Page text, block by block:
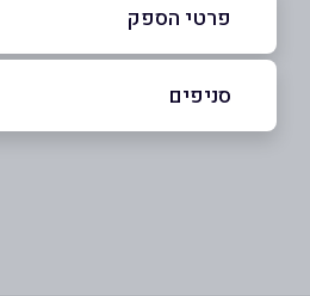
פרטי הספק
באתר בפייסבוק
סניפים